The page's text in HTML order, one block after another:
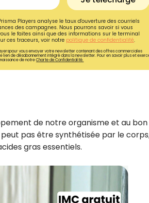
Players analyse le taux d'ouverture des courriels
des campagnes. Nous pourrons savoir si vous
le faites ainsi que des informations sur le terminal
ces traceurs, voir notre politique de confidentialité.
vous envoyer votre newsletter contenant des offres commerciales
lien de désabonnement intégré dans la newsletter. Pour en savoir plus et
de notreCharte de Confidentialité.
de notre organisme et au bon
pas être synthétisée par le
gras essentiels.